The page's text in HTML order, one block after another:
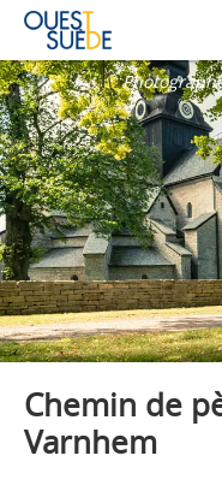
Chemin de
Varnhem